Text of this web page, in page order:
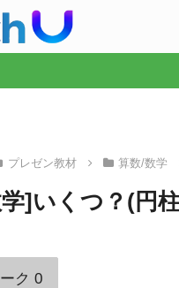
プレゼン教材 算数/数学
]いくつ？(円
ク 0